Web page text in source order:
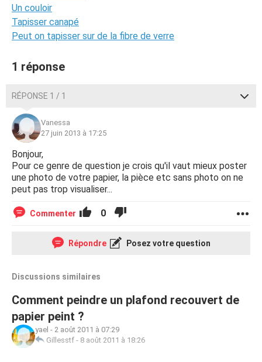
Un couloir
Tapisser canapé
Peut on tapisser sur de la fibre de verre
1 réponse
RÉPONSE 1 / 1
Vanessa
27 juin 2013 à 17:25
Bonjour,
Pour ce genre de question je crois qu'il vaut mieux poster
une photo de votre papier, la pièce etc sans photo on ne
peut pas trop visualiser...
Commenter 0
Répondre Posez votre question
Discussions similaires
Comment peindre un plafond recouvert de
papier peint ?
yael - 2 août 2011 à 07:29
Gillesstf - 8 août 2011 à 18:26